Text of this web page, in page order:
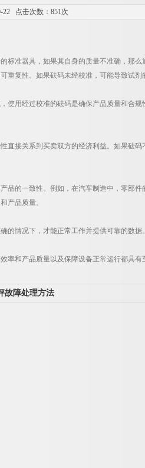
22 点击次数：851次
标准器具，如果其自身的质量不准确，那
复性。如果砝码未经校准，可能导致试剂
用经过校准的砝码是确保产品质量和合
接关系到买卖双方的经济利益。如果砝码
品的一致性。例如，在汽车制造中，零部
产品质量。
的情况下，才能正常工作并提供可靠的数
和产品质量以及保障设备正常运行都具有
故障处理方法